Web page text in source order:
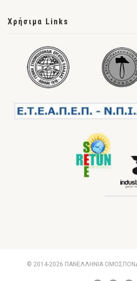
Χρήσιμα Links
© 2014-2026 ΠΑΝΕΛΛΗΝΙΑ